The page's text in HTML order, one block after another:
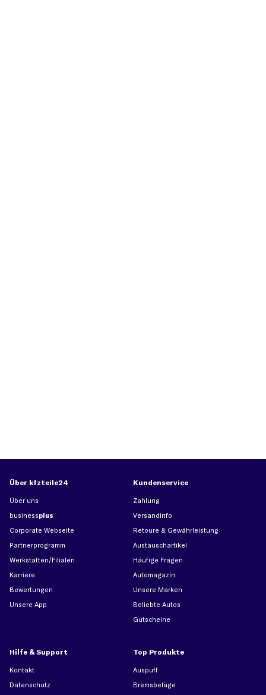
Über kfzteile24
Über uns
businessplus
Corporate Webseite
Partnerprogramm
Werkstätten/Filialen
Karriere
Bewertungen
Unsere App
Kundenservice
Zahlung
Versandinfo
Retoure & Gewährleistung
Austauschartikel
Häufige Fragen
Automagazin
Unsere Marken
Beliebte Autos
Gutscheine
Hilfe & Support
Kontakt
Datenschutz
Top Produkte
Auspuff
Bremsbeläge